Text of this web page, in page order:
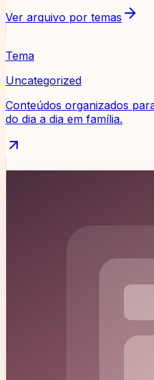
Ver arquivo por temas
Tema
Uncategorized
Conteúdos organizados
do dia a dia em família.